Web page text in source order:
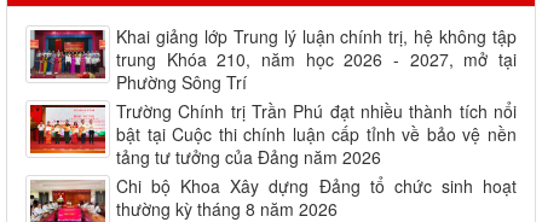
Khai giảng lớp Trung lý luận chính trị, hệ không tập
trung Khóa 210, năm học 2026 - 2027, mở tại
Phường Sông Trí
Trường Chính trị Trần Phú đạt nhiều thành tích nổi
bật tại Cuộc thi chính luận cấp tỉnh về bảo vệ nền
tảng tư tưởng của Đảng năm 2026
Chi bộ Khoa Xây dựng Đảng tổ chức sinh hoạt
thường kỳ tháng 8 năm 2026